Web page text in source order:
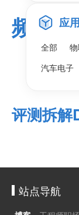
频
应用
全部
汽车电子
评测拆解
站点导航